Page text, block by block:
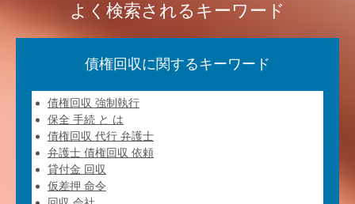
よく検索されるキーワード
債権回収に関するキーワード
債権回収 強制執行
保全 手続 と は
債権回収 代行 弁護士
弁護士 債権回収 依頼
貸付金 回収
仮差押 命令